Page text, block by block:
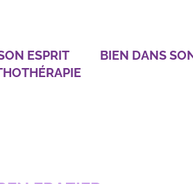
ESPRIT
BIEN DANS